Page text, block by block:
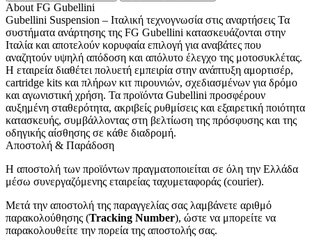
About FG Gubellini
Gubellini Suspension – Ιταλική τεχνογνωσία στις αναρτήσεις Τα
συστήματα ανάρτησης της FG Gubellini κατασκευάζονται στην
Ιταλία και αποτελούν κορυφαία επιλογή για αναβάτες που
αναζητούν υψηλή απόδοση και απόλυτο έλεγχο της μοτοσυκλέτας.
Η εταιρεία διαθέτει πολυετή εμπειρία στην ανάπτυξη αμορτισέρ,
cartridge kits και πλήρων κιτ πιρουνιών, σχεδιασμένων για δρόμο
και αγωνιστική χρήση. Τα προϊόντα Gubellini προσφέρουν
αυξημένη σταθερότητα, ακριβείς ρυθμίσεις και εξαιρετική ποιότητα
κατασκευής, συμβάλλοντας στη βελτίωση της πρόσφυσης και της
οδηγικής αίσθησης σε κάθε διαδρομή.
Αποστολή & Παράδοση
Η αποστολή των προϊόντων πραγματοποιείται σε όλη την Ελλάδα
μέσω συνεργαζόμενης εταιρείας ταχυμεταφοράς (courier).
Μετά την αποστολή της παραγγελίας σας λαμβάνετε αριθμό
παρακολούθησης (Tracking Number), ώστε να μπορείτε να
παρακολουθείτε την πορεία της αποστολής σας.